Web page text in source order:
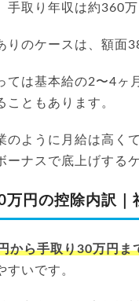
手取り年収は約360
りのケースは、額面
ては基本給の2〜4ヶ
こともあります。
のように月給は高く
ーナスで底上げする
万円の控除内訳｜
から手取り30万円
すいです。